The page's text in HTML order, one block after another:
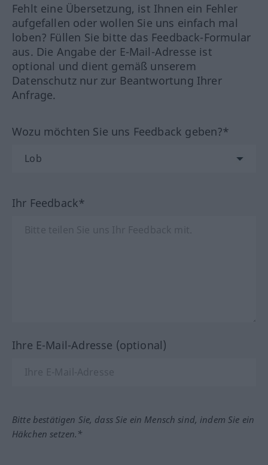
Fehlt eine Übersetzung, ist Ihnen ein Fehler
aufgefallen oder wollen Sie uns einfach mal
loben? Füllen Sie bitte das Feedback-Formular
aus. Die Angabe der E-Mail-Adresse ist
optional und dient gemäß unserem
Datenschutz nur zur Beantwortung Ihrer
Anfrage.
Wozu möchten Sie uns Feedback geben?*
Ihr Feedback*
Ihre E-Mail-Adresse (optional)
Bitte bestätigen Sie, dass Sie ein Mensch sind, indem Sie ein
Häkchen setzen.*